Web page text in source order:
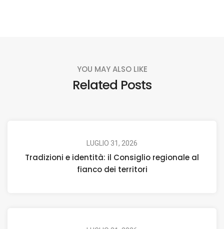
YOU MAY ALSO LIKE
Related Posts
LUGLIO 31, 2026
Tradizioni e identità: il Consiglio regionale al
fianco dei territori